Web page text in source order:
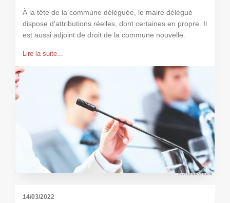
À la tête de la commune déléguée, le maire délégué
dispose d'attributions réelles, dont certaines en propre. Il
est aussi adjoint de droit de la commune nouvelle.
Lire la suite...
© AdobeStock
14/03/2022